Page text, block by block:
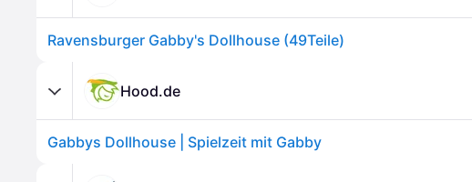
Ravensburger Gabby's Dollhouse (49Teile)
Hood.de
Gabbys Dollhouse | Spielzeit mit Gabby